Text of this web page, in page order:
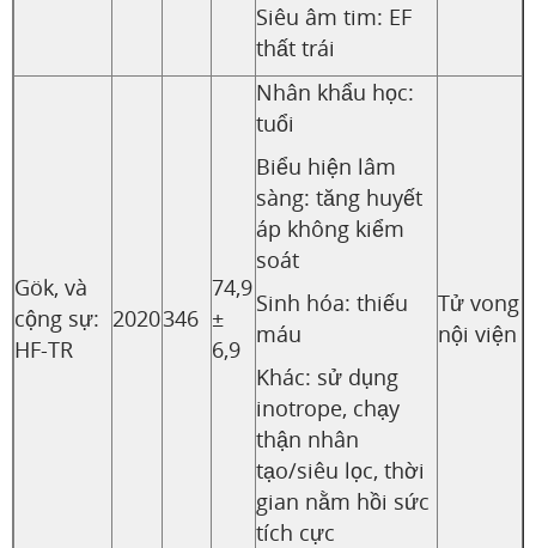
Siêu âm tim: EF
thất trái
Gök, và
cộng sự:
HF-TR
2020346
74,9
±
6,9
Nhân khẩu học:
tuổi
Biểu hiện lâm
sàng: tăng huyết
áp không kiểm
soát
Sinh hóa: thiếu
máu
Khác: sử dụng
inotrope, chạy
thận nhân
tạo/siêu lọc, thời
gian nằm hồi sức
tích cực
Tử vong
nội viện